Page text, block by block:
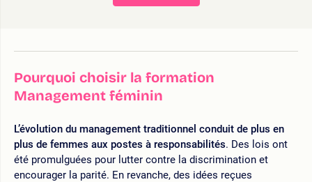
Pourquoi choisir la formation
Management féminin
L’évolution du management traditionnel conduit de plus en
plus de femmes aux postes à responsabilités. Des lois ont
été promulguées pour lutter contre la discrimination et
encourager la parité. En revanche, des idées reçues